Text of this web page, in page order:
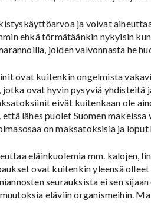
ja voivat
ehkä törmätäänkin nykyisin
joiden valvonnasta he
ovat kuitenkin ongelmista
ovat hyvin pysyviä
eivät kuitenkaan ole
lähes puolet Suomen
on maksatoksisia ja loput
eläinkuolemia mm. kalojen,
ovat kuitenkin yleensä olleet
seurauksista ei sen
eläviin organismeihin.